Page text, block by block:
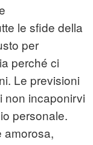
le sfide della
per
perché ci
Le previsioni
non incaponirvi
personale.
amorosa,